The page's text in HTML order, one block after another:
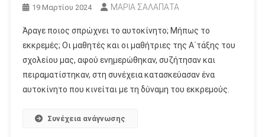
19 Μαρτίου 2024 ΜΑΡΙΑ ΣΑΛΑΠΑΤΑ
Άραγε ποιος σπρώχνει το αυτοκίνητο; Μήπως το
εκκρεμές; Οι μαθητές και οι μαθήτριες της Α΄τάξης του
σχολείου μας, αφού ενημερώθηκαν, συζήτησαν και
πειραματίστηκαν, στη συνέχεια κατασκεύασαν ένα
αυτοκίνητο που κινείται με τη δύναμη του εκκρεμούς.
Συνέχεια ανάγνωσης